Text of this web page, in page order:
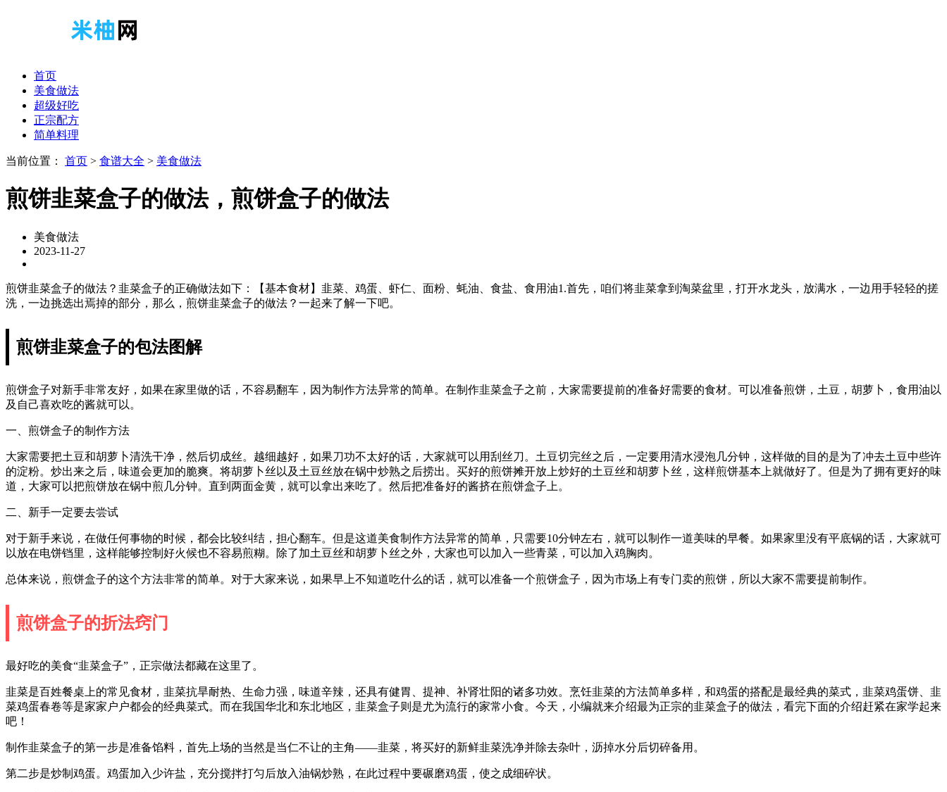
首页
美食做法
超级好吃
正宗配方
简单料理
当前位置： 首页 > 食谱大全 > 美食做法
煎饼韭菜盒子的做法，煎饼盒子的做法
美食做法
2023-11-27
煎饼韭菜盒子的做法？韭菜盒子的正确做法如下：【基本食材】韭菜、鸡蛋、虾仁、面粉、蚝油、食盐、食用油1.首先，咱们将韭菜拿到淘菜盆里，打开水龙头，放满水，一边用手轻轻的搓
洗，一边挑选出焉掉的部分，那么，煎饼韭菜盒子的做法？一起来了解一下吧。
煎饼韭菜盒子的包法图解
煎饼盒子对新手非常友好，如果在家里做的话，不容易翻车，因为制作方法异常的简单。在制作韭菜盒子之前，大家需要提前的准备好需要的食材。可以准备煎饼，土豆，胡萝卜，食用油以
及自己喜欢吃的酱就可以。
一、煎饼盒子的制作方法
大家需要把土豆和胡萝卜清洗干净，然后切成丝。越细越好，如果刀功不太好的话，大家就可以用刮丝刀。土豆切完丝之后，一定要用清水浸泡几分钟，这样做的目的是为了冲去土豆中些许
的淀粉。炒出来之后，味道会更加的脆爽。将胡萝卜丝以及土豆丝放在锅中炒熟之后捞出。买好的煎饼摊开放上炒好的土豆丝和胡萝卜丝，这样煎饼基本上就做好了。但是为了拥有更好的味
道，大家可以把煎饼放在锅中煎几分钟。直到两面金黄，就可以拿出来吃了。然后把准备好的酱挤在煎饼盒子上。
二、新手一定要去尝试
对于新手来说，在做任何事物的时候，都会比较纠结，担心翻车。但是这道美食制作方法异常的简单，只需要10分钟左右，就可以制作一道美味的早餐。如果家里没有平底锅的话，大家就可
以放在电饼铛里，这样能够控制好火候也不容易煎糊。除了加土豆丝和胡萝卜丝之外，大家也可以加入一些青菜，可以加入鸡胸肉。
总体来说，煎饼盒子的这个方法非常的简单。对于大家来说，如果早上不知道吃什么的话，就可以准备一个煎饼盒子，因为市场上有专门卖的煎饼，所以大家不需要提前制作。
煎饼盒子的折法窍门
最好吃的美食“韭菜盒子”，正宗做法都藏在这里了。
韭菜是百姓餐桌上的常见食材，韭菜抗旱耐热、生命力强，味道辛辣，还具有健胃、提神、补肾壮阳的诸多功效。烹饪韭菜的方法简单多样，和鸡蛋的搭配是最经典的菜式，韭菜鸡蛋饼、韭
菜鸡蛋春卷等是家家户户都会的经典菜式。而在我国华北和东北地区，韭菜盒子则是尤为流行的家常小食。今天，小编就来介绍最为正宗的韭菜盒子的做法，看完下面的介绍赶紧在家学起来
吧！
制作韭菜盒子的第一步是准备馅料，首先上场的当然是当仁不让的主角——韭菜，将买好的新鲜韭菜洗净并除去杂叶，沥掉水分后切碎备用。
第二步是炒制鸡蛋。鸡蛋加入少许盐，充分搅拌打匀后放入油锅炒熟，在此过程中要碾磨鸡蛋，使之成细碎状。